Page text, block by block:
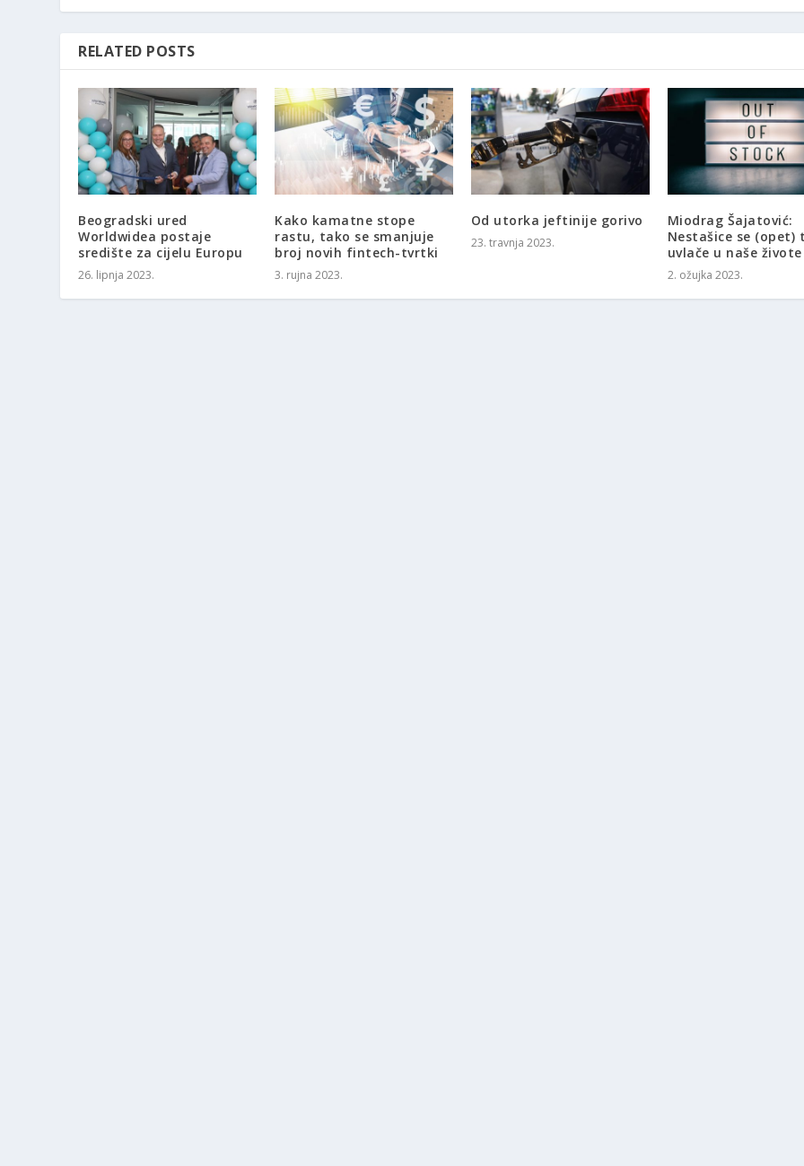
RELATED POSTS
Beogradski ured
Worldwidea postaje
središte za cijelu Europu
26. lipnja 2023.
Kako kamatne stope
rastu, tako se smanjuje
broj novih fintech-tvrtki
3. rujna 2023.
Od utorka jeftinije gorivo
23. travnja 2023.
Miodrag Šajatović:
Nestašice se (opet)
uvlače u naše živote
2. ožujka 2023.